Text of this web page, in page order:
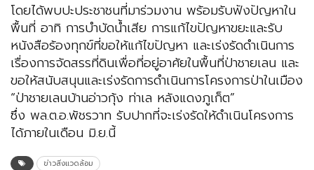
โดยได้พบปะประชาชนที่มาร่วมงาน พร้อมรับฟังปัญหาใน
พื้นที่ อาทิ การบำบัดน้ำเสีย การแก้ไขปัญหาขยะและรับ
หนังสือร้องทุกข์ที่ขอให้แก้ไขปัญหา และเร่งรัดดำเนินการ
เรื่องการจัดสรรที่ดินเพื่อที่อยู่อาศัยในพื้นที่ป่าชายเลน และ
ขอให้สนับสนุนและเร่งรัดการดำเนินการโครงการป่าในเมือง
“ป่าชายเลนบ้านอ่าวกุ้ง ท่าเล หลังแดงภูเก็ต”
ซึ่ง พล.ต.อ.พัชรวาท รับปากที่จะเร่งรัดให้ดำเนินโครงการ
ได้ภายในเดือน มิ.ย.นี้
ข่าวสิ่งแวดล้อม